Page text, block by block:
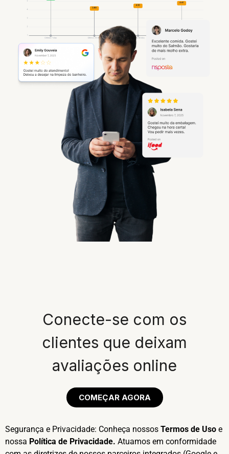
Conecte-se com os
clientes que deixam
avaliações online
COMEÇAR AGORA
Segurança e Privacidade: Conheça nossos Termos de Uso e
nossa Política de Privacidade. Atuamos em conformidade